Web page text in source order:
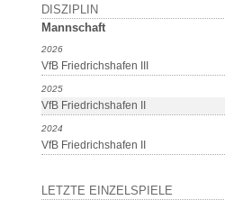
DISZIPLIN
Mannschaft
2026
VfB Friedrichshafen III
2025
VfB Friedrichshafen II
2024
VfB Friedrichshafen II
LETZTE EINZELSPIELE